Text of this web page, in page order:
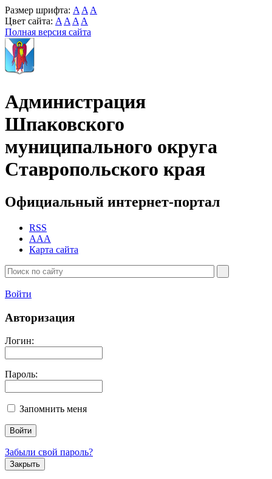
Размер шрифта: A A A
Цвет сайта: A A A A
Полная версия сайта
Администрация
Шпаковского
муниципального округа
Ставропольского края
Официальный интернет-портал
RSS
AAA
Карта сайта
Войти
Авторизация
Логин:
Пароль:
Запомнить меня
Забыли свой пароль?
Закрыть